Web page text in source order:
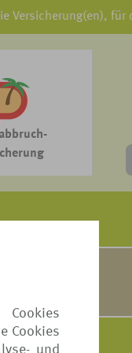
Cookies
und
Versicherung(en), für
hier .